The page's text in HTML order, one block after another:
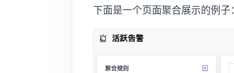
下面是一个页面聚合展示的例子：